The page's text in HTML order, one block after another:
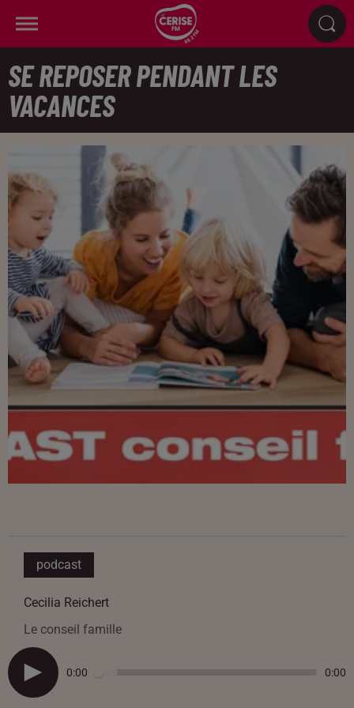
SE REPOSER PENDANT LES
VACANCES
podcast
Cecilia Reichert
Le conseil famille
0:00 0:00